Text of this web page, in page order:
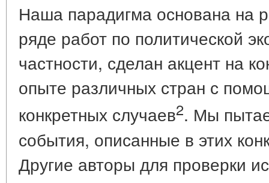
Наша парадигма основана на
ряде работ по политической
частности, сделан акцент на
опыте различных стран с
конкретных случаев2. Мы
события, описанные в этих
Другие авторы для проверки